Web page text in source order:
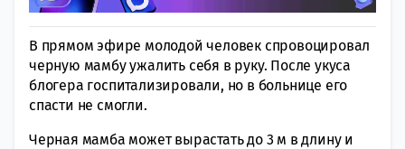
В прямом эфире молодой человек спровоцировал
черную мамбу ужалить себя в руку. После укуса
блогера госпитализировали, но в больнице его
спасти не смогли.
Черная мамба может вырастать до 3 м в длину и